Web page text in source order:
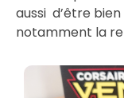
aussi d’être
notamment la